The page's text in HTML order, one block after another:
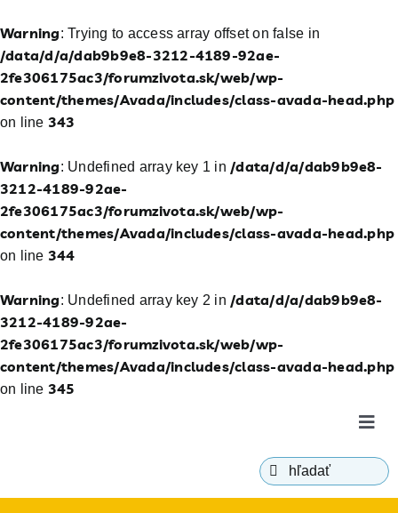
Warning: Trying to access array offset on false in
/data/d/a/dab9b9e8-3212-4189-92ae-
2fe306175ac3/forumzivota.sk/web/wp-
content/themes/Avada/includes/class-avada-head.php
on line 343
Warning: Undefined array key 1 in /data/d/a/dab9b9e8-
3212-4189-92ae-
2fe306175ac3/forumzivota.sk/web/wp-
content/themes/Avada/includes/class-avada-head.php
on line 344
Warning: Undefined array key 2 in /data/d/a/dab9b9e8-
3212-4189-92ae-
2fe306175ac3/forumzivota.sk/web/wp-
content/themes/Avada/includes/class-avada-head.php
on line 345
o
Hľadať: